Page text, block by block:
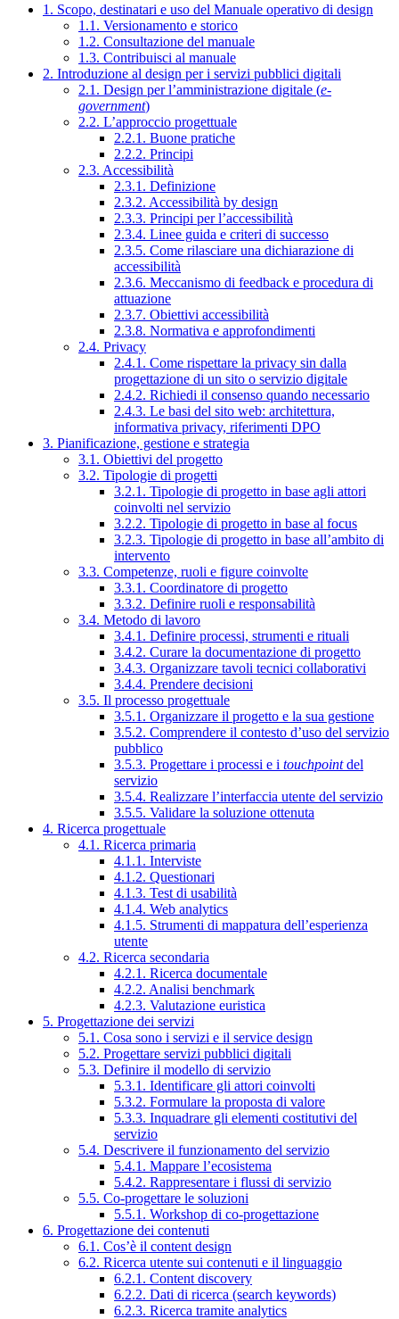
1. Scopo, destinatari e uso del Manuale operativo di design
1.1. Versionamento e storico
1.2. Consultazione del manuale
1.3. Contribuisci al manuale
2. Introduzione al design per i servizi pubblici digitali
2.1. Design per l’amministrazione digitale (e-
government)
2.2. L’approccio progettuale
2.2.1. Buone pratiche
2.2.2. Principi
2.3. Accessibilità
2.3.1. Definizione
2.3.2. Accessibilità by design
2.3.3. Principi per l’accessibilità
2.3.4. Linee guida e criteri di successo
2.3.5. Come rilasciare una dichiarazione di
accessibilità
2.3.6. Meccanismo di feedback e procedura di
attuazione
2.3.7. Obiettivi accessibilità
2.3.8. Normativa e approfondimenti
2.4. Privacy
2.4.1. Come rispettare la privacy sin dalla
progettazione di un sito o servizio digitale
2.4.2. Richiedi il consenso quando necessario
2.4.3. Le basi del sito web: architettura,
informativa privacy, riferimenti DPO
3. Pianificazione, gestione e strategia
3.1. Obiettivi del progetto
3.2. Tipologie di progetti
3.2.1. Tipologie di progetto in base agli attori
coinvolti nel servizio
3.2.2. Tipologie di progetto in base al focus
3.2.3. Tipologie di progetto in base all’ambito di
intervento
3.3. Competenze, ruoli e figure coinvolte
3.3.1. Coordinatore di progetto
3.3.2. Definire ruoli e responsabilità
3.4. Metodo di lavoro
3.4.1. Definire processi, strumenti e rituali
3.4.2. Curare la documentazione di progetto
3.4.3. Organizzare tavoli tecnici collaborativi
3.4.4. Prendere decisioni
3.5. Il processo progettuale
3.5.1. Organizzare il progetto e la sua gestione
3.5.2. Comprendere il contesto d’uso del servizio
pubblico
3.5.3. Progettare i processi e i touchpointdel
servizio
3.5.4. Realizzare l’interfaccia utente del servizio
3.5.5. Validare la soluzione ottenuta
4. Ricerca progettuale
4.1. Ricerca primaria
4.1.1. Interviste
4.1.2. Questionari
4.1.3. Test di usabilità
4.1.4. Web analytics
4.1.5. Strumenti di mappatura dell’esperienza
utente
4.2. Ricerca secondaria
4.2.1. Ricerca documentale
4.2.2. Analisi benchmark
4.2.3. Valutazione euristica
5. Progettazione dei servizi
5.1. Cosa sono i servizi e il service design
5.2. Progettare servizi pubblici digitali
5.3. Definire il modello di servizio
5.3.1. Identificare gli attori coinvolti
5.3.2. Formulare la proposta di valore
5.3.3. Inquadrare gli elementi costitutivi del
servizio
5.4. Descrivere il funzionamento del servizio
5.4.1. Mappare l’ecosistema
5.4.2. Rappresentare i flussi di servizio
5.5. Co-progettare le soluzioni
5.5.1. Workshop di co-progettazione
6. Progettazione dei contenuti
6.1. Cos’è il content design
6.2. Ricerca utente sui contenuti e il linguaggio
6.2.1. Content discovery
6.2.2. Dati di ricerca (search keywords)
6.2.3. Ricerca tramite analytics